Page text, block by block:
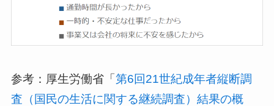
参考：厚生労働省「 第6回21世紀成年者縦断調
査（国民の生活に関する継続調査）結果の概